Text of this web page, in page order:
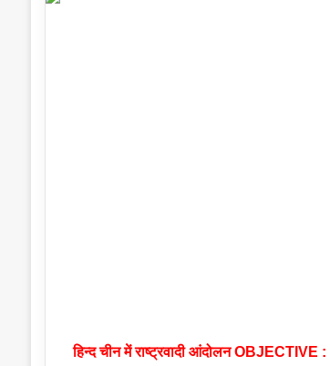
हिन्द चीन में राष्ट्रवादी आंदोलन OBJECTIVE :